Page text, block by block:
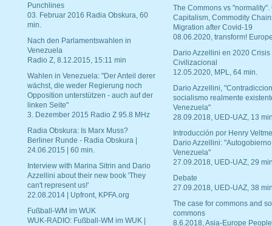
Punchlines
03. Februar 2016 Radia Obskura, 60
min.
Nach den Parlamentswahlen in
Venezuela
Radio Z, 8.12.2015, 15:11 min
Wahlen in Venezuela: "Der Anteil derer
wächst, die weder Regierung noch
Opposition unterstützen - auch auf der
linken Seite"
3. Dezember 2015 Radio Z 95.8 MHz
Radia Obskura: Is Marx Muss?
Berliner Runde - Radia Obskura |
24.06.2015 | 60 min.
Interview with Marina Sitrin and Dario
Azzellini about their new book 'They
can't represent us!'
22.08.2014 | Upfront, KPFA.org
Fußball-WM im WUK
WUK-RADIO: Fußball-WM im WUK |
The Commons vs "normality".
Capitalism, Commodity
Migration after Covid-19
08.06.2020, transform!
Dario Azzellini en 2020 Crisis
Civilizacional
12.05.2020, MPL, 64 min.
Dario Azzellini,
socialismo realmente
Venezuela"
28.09.2018, UED-UAZ, 13
Introducción por Henry
Dario Azzellini:
Venezuela"
27.09.2018, UED-UAZ, 29
Debate
27.09.2018, UED-UAZ, 38
The case for commons and
commons
8.6.2018, Asia-Europe